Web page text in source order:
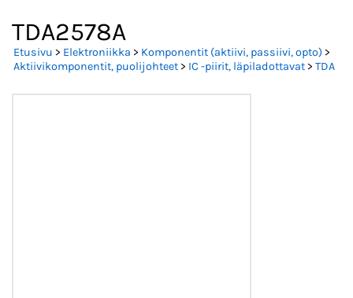
TDA2578A
Etusivu > Elektroniikka > Komponentit (aktiivi, passiivi, opto) >
Aktiivikomponentit, puolijohteet> IC -piirit, läpiladottavat> TDA